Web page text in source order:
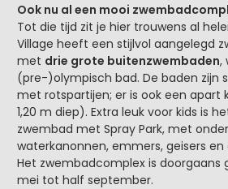
Ook nu al een mooi
Tot die tijd zit je hier trouwens al
Village heeft een stijlvol aangelegd
met drie grote buitenzwembaden,
(pre-)olympisch bad. De baden zijn
met rotspartijen; er is ook een apart
1,20 m diep). Extra leuk voor kids is
zwembad met Spray Park, met
waterkanonnen, emmers, geisers
Het zwembadcomplex is doorgaans
mei tot half september.